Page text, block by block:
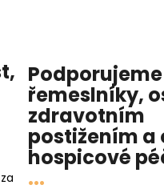
,
řemeslníky,
zdravotním
postižením a
hospicové
...